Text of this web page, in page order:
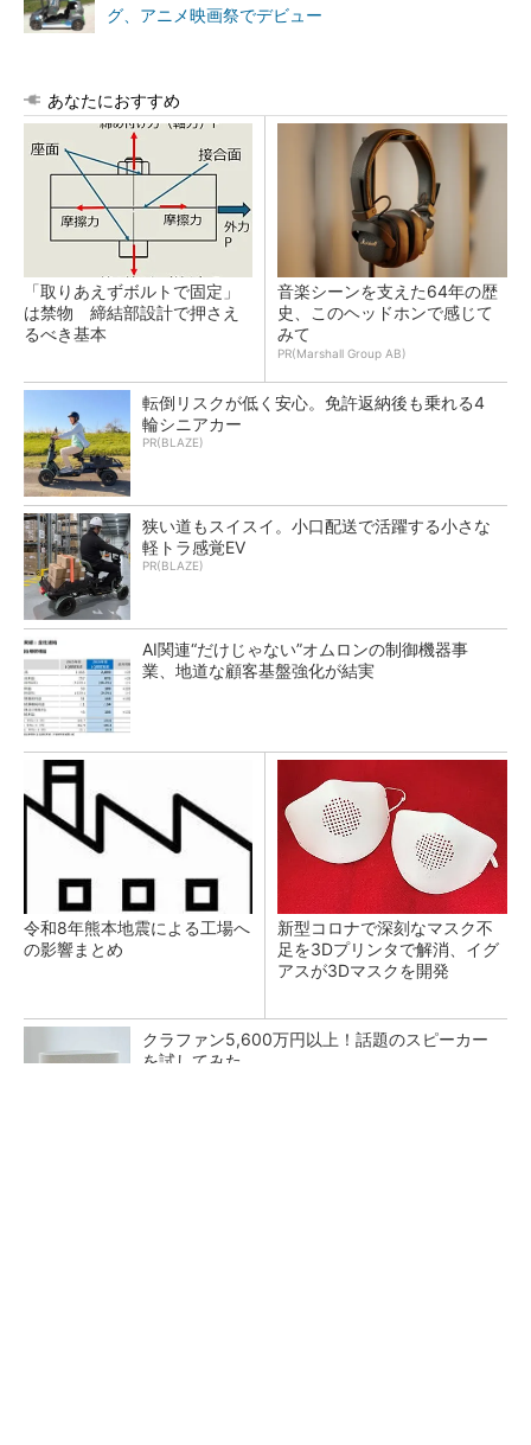
グ、アニメ映画祭でデビュー
あなたにおすすめ
「取りあえずボルトで固定」
は禁物 締結部設計で押さえ
るべき基本
音楽シーンを支えた64年の歴
史、このヘッドホンで感じて
みて
PR(Marshall Group AB)
転倒リスクが低く安心。免許返納後も乗れる4
輪シニアカー
PR(BLAZE)
狭い道もスイスイ。小口配送で活躍する小さな
軽トラ感覚EV
PR(BLAZE)
AI関連“だけじゃない”オムロンの制御機器事
業、地道な顧客基盤強化が結実
令和8年熊本地震による工場へ
の影響まとめ
新型コロナで深刻なマスク不
足を3Dプリンタで解消、イグ
アスが3Dマスクを開発
クラファン5,600万円以上！話題のスピーカー
を試してみた